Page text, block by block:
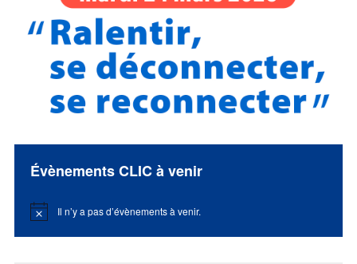
Évènements CLIC à venir
Notice Il n’y a pas d’évènements à venir.